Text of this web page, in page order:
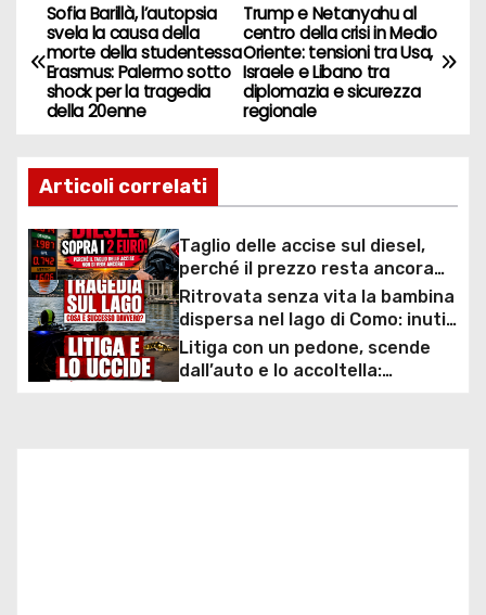
N
a
v
i
g
a
z
i
o
Trump e Netanyahu al
centro della crisi in Medio
Oriente: tensioni tra Usa,
Israele e Libano tra
diplomazia e sicurezza
regionale
Sofia Barillà, l’autopsia
svela la causa della
morte della studentessa
Erasmus: Palermo sotto
shock per la tragedia
della 20enne
Articoli correlati
Taglio delle accise sul diesel,
perché il prezzo resta ancora
sopra i 2 euro nonostante lo
sconto deciso dal Governo
Ritrovata senza vita la bambina
dispersa nel lago di Como: inutili
ore di ricerche dei
sommozzatori
Litiga con un pedone, scende
dall’auto e lo accoltella: